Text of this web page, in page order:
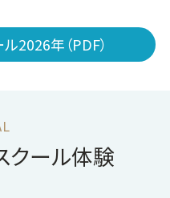
2026年（PDF）
クール体験